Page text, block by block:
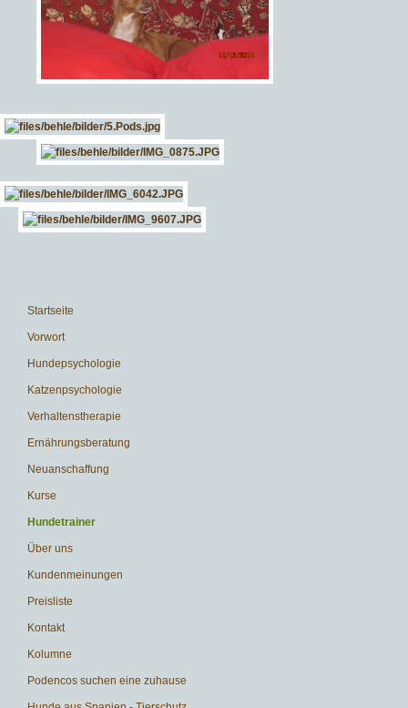
Navigation
Startseite
Vorwort
Hundepsychologie
Katzenpsychologie
Verhaltenstherapie
Ernährungsberatung
Neuanschaffung
Kurse
Hundetrainer
Über uns
Kundenmeinungen
Preisliste
Kontakt
Kolumne
Podencos suchen eine zuhause